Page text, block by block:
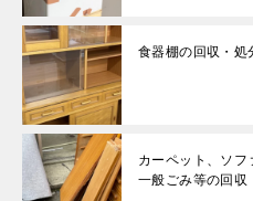
食器棚の回収・
カーペット、ソフ
一般ごみ等の回収